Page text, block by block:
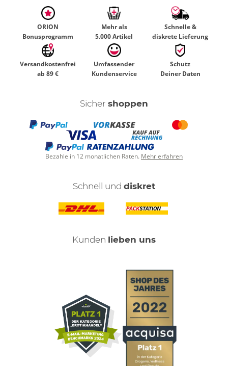
ORION
Bonusprogramm
Mehr als
5.000 Artikel
Schnelle &
diskrete Lieferung
Versandkostenfrei
ab 89 €
Umfassender
Kundenservice
Schutz
Deiner Daten
Sicher shoppen
Bezahle in 12 monatlichen Raten. Mehr erfahren
Schnell und diskret
Kunden lieben uns